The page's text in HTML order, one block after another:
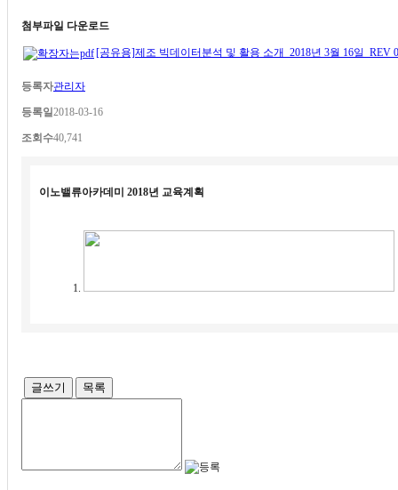
첨부파일 다운로드
[공유용]제조 빅데이터분석 및 활용 소개_2018년 3월 16일_REV
등록자관리자
등록일2018-03-16
조회수40,741
이노밸류아카데미 2018년 교육계획
글쓰기 목록